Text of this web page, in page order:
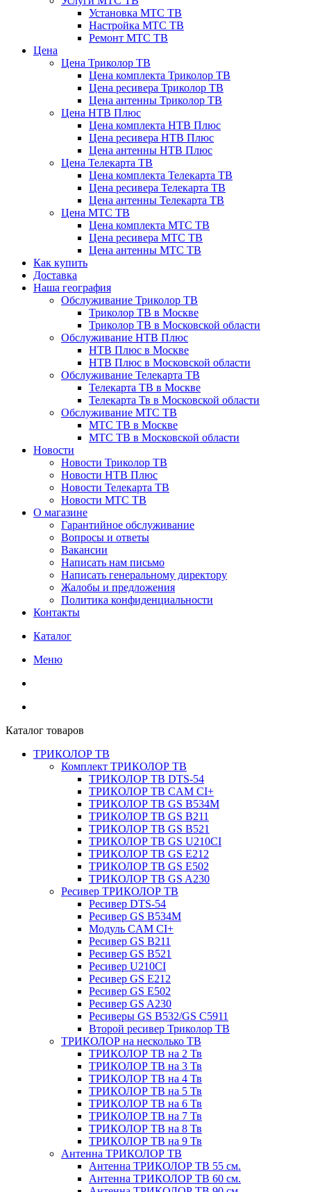
Установка МТС ТВ
Настройка МТС ТВ
Ремонт МТС ТВ
Цена
Цена Триколор ТВ
Цена комплекта Триколор ТВ
Цена ресивера Триколор ТВ
Цена антенны Триколор ТВ
Цена НТВ Плюс
Цена комплекта НТВ Плюс
Цена ресивера НТВ Плюс
Цена антенны НТВ Плюс
Цена Телекарта ТВ
Цена комплекта Телекарта ТВ
Цена ресивера Телекарта ТВ
Цена антенны Телекарта ТВ
Цена МТС ТВ
Цена комплекта МТС ТВ
Цена ресивера МТС ТВ
Цена антенны МТС ТВ
Как купить
Доставка
Наша география
Обслуживание Триколор ТВ
Триколор ТВ в Москве
Триколор ТВ в Московской области
Обслуживание НТВ Плюс
НТВ Плюс в Москве
НТВ Плюс в Московской области
Обслуживание Телекарта ТВ
Телекарта ТВ в Москве
Телекарта Тв в Московской области
Обслуживание МТС ТВ
МТС ТВ в Москве
МТС ТВ в Московской области
Новости
Новости Триколор ТВ
Новости НТВ Плюс
Новости Телекарта ТВ
Новости МТС ТВ
О магазине
Гарантийное обслуживание
Вопросы и ответы
Вакансии
Написать нам письмо
Написать генеральному директору
Жалобы и предложения
Политика конфиденциальности
Контакты
Каталог
Меню
Каталог товаров
ТРИКОЛОР ТВ
Комплект ТРИКОЛОР ТВ
ТРИКОЛОР ТВ DTS-54
ТРИКОЛОР ТВ CAM CI+
ТРИКОЛОР ТВ GS B534M
ТРИКОЛОР ТВ GS B211
ТРИКОЛОР ТВ GS B521
ТРИКОЛОР ТВ GS U210CI
ТРИКОЛОР ТВ GS E212
ТРИКОЛОР ТВ GS E502
ТРИКОЛОР ТВ GS A230
Ресивер ТРИКОЛОР ТВ
Ресивер DTS-54
Ресивер GS B534M
Модуль CAM CI+
Ресивер GS B211
Ресивер GS B521
Ресивер U210CI
Ресивер GS E212
Ресивер GS E502
Ресивер GS A230
Ресиверы GS B532/GS C5911
Второй ресивер Триколор ТВ
ТРИКОЛОР на несколько ТВ
ТРИКОЛОР ТВ на 2 Тв
ТРИКОЛОР ТВ на 3 Тв
ТРИКОЛОР ТВ на 4 Тв
ТРИКОЛОР ТВ на 5 Тв
ТРИКОЛОР ТВ на 6 Тв
ТРИКОЛОР ТВ на 7 Тв
ТРИКОЛОР ТВ на 8 Тв
ТРИКОЛОР ТВ на 9 Тв
Антенна ТРИКОЛОР ТВ
Антенна ТРИКОЛОР ТВ 55 см.
Антенна ТРИКОЛОР ТВ 60 см.